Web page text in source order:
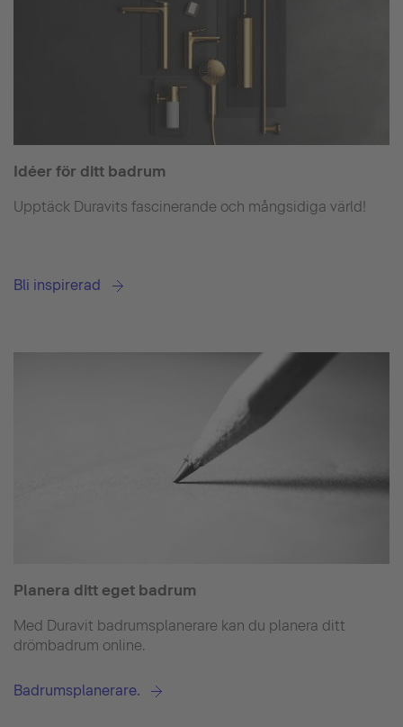
Idéer för ditt badrum
Upptäck Duravits fascinerande och mångsidiga värld!
Bli inspirerad
Planera ditt eget badrum
Med Duravit badrumsplanerare kan du planera ditt
drömbadrum online.
Badrumsplanerare.